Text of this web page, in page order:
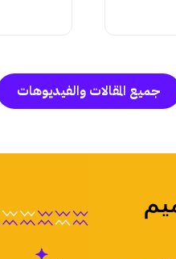
جميع المقالات والفيديوهات